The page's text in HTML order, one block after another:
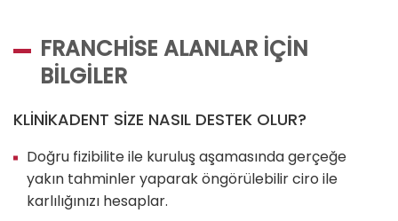
FRANCHISE ALANLAR IÇIN
BILGILER
KLİNİKADENT SİZE NASIL DESTEK OLUR?
Doğru fizibilite ile kuruluş aşamasında gerçeğe
yakın tahminler yaparak öngörülebilir ciro ile
karlılığınızı hesaplar.